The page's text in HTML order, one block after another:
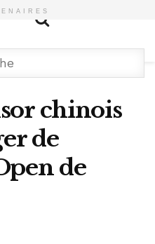
chinois
de
de